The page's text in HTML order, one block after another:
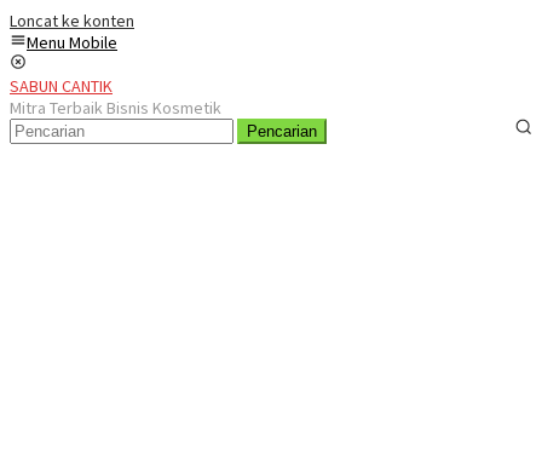
Loncat ke konten
Menu Mobile
SABUN CANTIK
Mitra Terbaik Bisnis Kosmetik
Pencarian